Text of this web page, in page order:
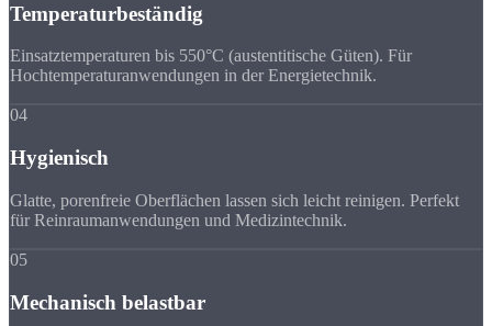
Temperaturbeständig
Einsatztemperaturen bis 550°C (austentitische Güten). Für
Hochtemperaturanwendungen in der Energietechnik.
04
Hygienisch
Glatte, porenfreie Oberflächen lassen sich leicht reinigen. Perfekt
für Reinraumanwendungen und Medizintechnik.
05
Mechanisch belastbar